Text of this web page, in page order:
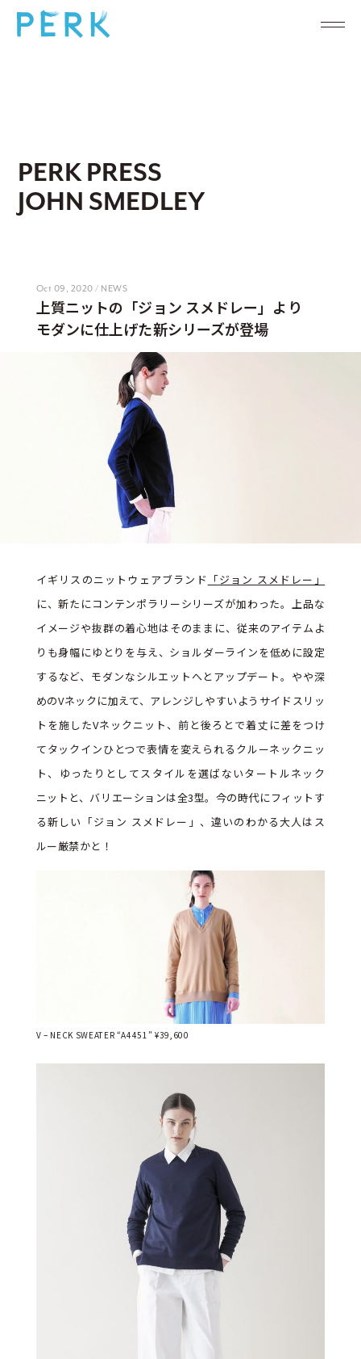
PERK PRESS
JOHN SMEDLEY
Oct 09, 2020 / NEWS
上質ニットの「ジョン スメドレー」より
モダンに仕上げた新シリーズが登場
イギリスのニットウェアブランド 「ジョン スメドレー」
に、新たにコンテンポラリーシリーズが加わった。上品な
イメージや抜群の着心地はそのままに、従来のアイテムよ
りも身幅にゆとりを与え、ショルダーラインを低めに設定
するなど、モダンなシルエットへとアップデート。やや深
めのVネックに加えて、アレンジしやすいようサイドスリッ
トを施したVネックニット、前と後ろとで着丈に差をつけ
てタックインひとつで表情を変えられるクルーネックニッ
ト、ゆったりとしてスタイルを選ばないタートルネック
ニットと、バリエーションは全3型。今の時代にフィットす
る新しい「ジョン スメドレー」、違いのわかる大人はス
ルー厳禁かと！
V – NECK SWEATER “A4451” ¥39,600